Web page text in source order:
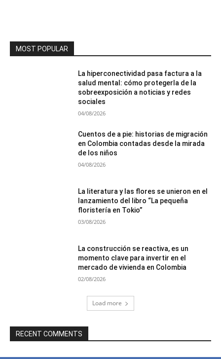
MOST POPULAR
La hiperconectividad pasa factura a la
salud mental: cómo protegerla de la
sobreexposición a noticias y redes
sociales
04/08/2026
Cuentos de a pie: historias de migración
en Colombia contadas desde la mirada
de los niños
04/08/2026
La literatura y las flores se unieron en el
lanzamiento del libro “La pequeña
floristería en Tokio”
03/08/2026
La construcción se reactiva, es un
momento clave para invertir en el
mercado de vivienda en Colombia
02/08/2026
Load more
RECENT COMMENTS